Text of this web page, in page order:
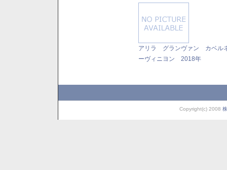
アリラ グランヴァン カベル
ーヴィニヨン 2018年
Copyright(c) 2008